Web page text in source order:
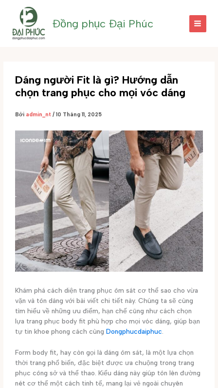
dung
Đồng phục Đại Phúc
Dáng người Fit là gì? Hướng dẫn
chọn trang phục cho mọi vóc dáng
Bởi admin_nt/10 Tháng 11, 2025
Khám phá cách diện trang phục ôm sát cơ thể sao cho vừa
vặn và tôn dáng với bài viết chi tiết này. Chúng ta sẽ cùng
tìm hiểu về những ưu điểm, hạn chế cũng như cách chọn
lựa trang phục body fit phù hợp cho mọi vóc dáng, giúp bạn
tự tin khoe phong cách cùngDongphucdaiphuc
Form body fit, hay còn gọi là dáng ôm sát, là một lựa chọn
thời trang phổ biến, đặc biệt được ưa chuộng trong trang
phục công sở và thể thao. Kiểu dáng này giúp tôn lên đường
nét cơ thể một cách tinh tế, mang lại vẻ ngoài chuyên